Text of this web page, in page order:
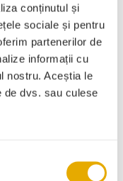
conținutul și
sociale și pentru
partenerilor de
informații cu
nostru. Aceștia le
de dvs. sau culese
interacțiunea
să-ți
conținutul